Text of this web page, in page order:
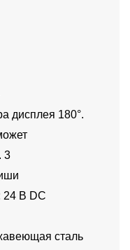
дисплея 180°.
3
24 В DC
сталь